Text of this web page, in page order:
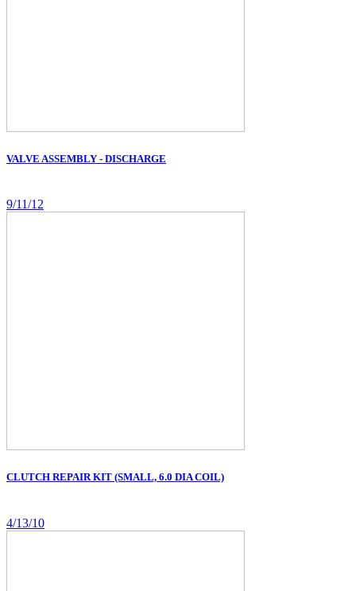
VALVE ASSEMBLY - DISCHARGE
9/11/12
CLUTCH REPAIR KIT (SMALL, 6.0 DIA COIL)
4/13/10